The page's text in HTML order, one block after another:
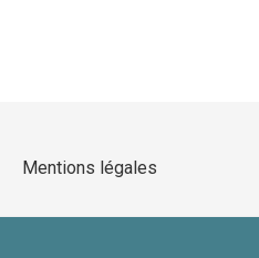
Mentions légales